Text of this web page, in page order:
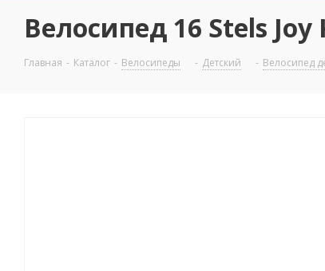
Велосипед 16 Stels
Главная - Каталог - Велосипеды - Детский - Велосипед